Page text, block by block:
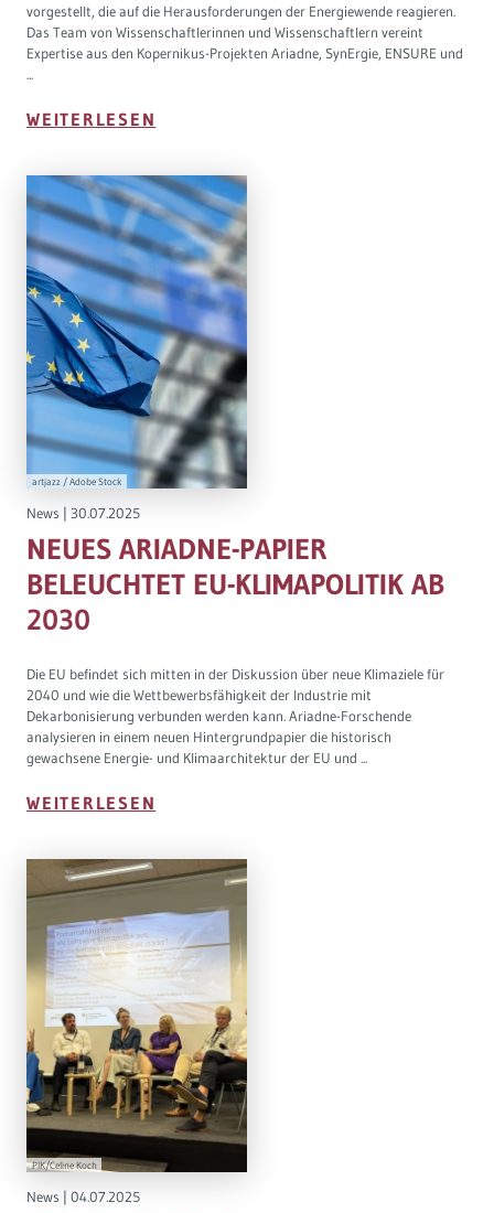
vorgestellt, die auf die Herausforderungen der Energiewende reagieren.
Das Team von Wissenschaftlerinnen und Wissenschaftlern vereint
Expertise aus den Kopernikus-Projekten Ariadne, SynErgie, ENSURE und
...
WEITERLESEN
artjazz / Adobe Stock
News | 30.07.2025
NEUES ARIADNE-PAPIER
BELEUCHTET EU-KLIMAPOLITIK AB
2030
Die EU befindet sich mitten in der Diskussion über neue Klimaziele für
2040 und wie die Wettbewerbsfähigkeit der Industrie mit
Dekarbonisierung verbunden werden kann. Ariadne-Forschende
analysieren in einem neuen Hintergrundpapier die historisch
gewachsene Energie- und Klimaarchitektur der EU und ...
WEITERLESEN
PIK/Celine Koch
News | 04.07.2025